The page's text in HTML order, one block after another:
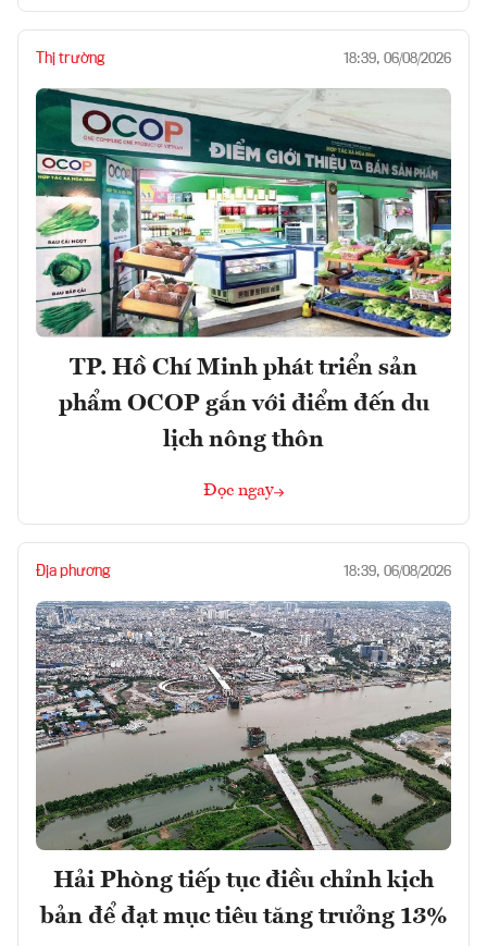
Thị trường 18:39, 06/08/2026
TP. Hồ Chí Minh phát triển sản
phẩm OCOP gắn với điểm đến du
lịch nông thôn
Đọc ngay
Địa phương 18:39, 06/08/2026
Hải Phòng tiếp tục điều chỉnh kịch
bản để đạt mục tiêu tăng trưởng 13%